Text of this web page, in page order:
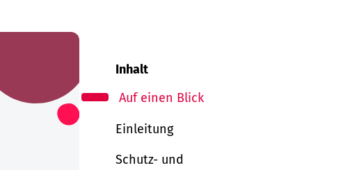
Inhalt
Auf einen Blick
Einleitung
Schutz- und